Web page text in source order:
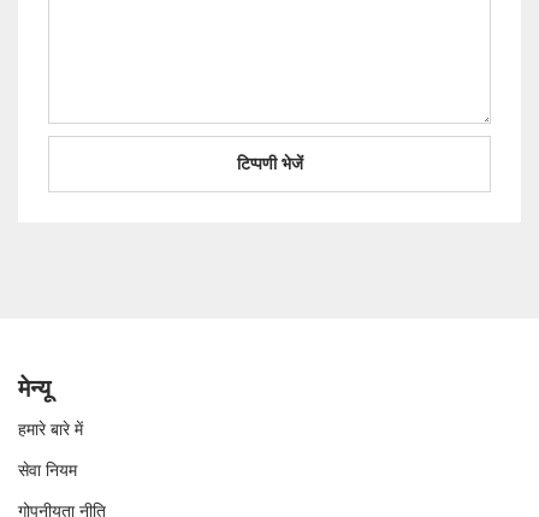
मेन्यू
हमारे बारे में
सेवा नियम
गोपनीयता नीति